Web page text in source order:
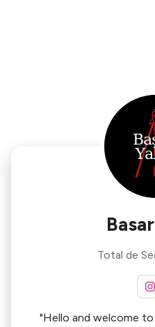
Total de
"Hello and welcome